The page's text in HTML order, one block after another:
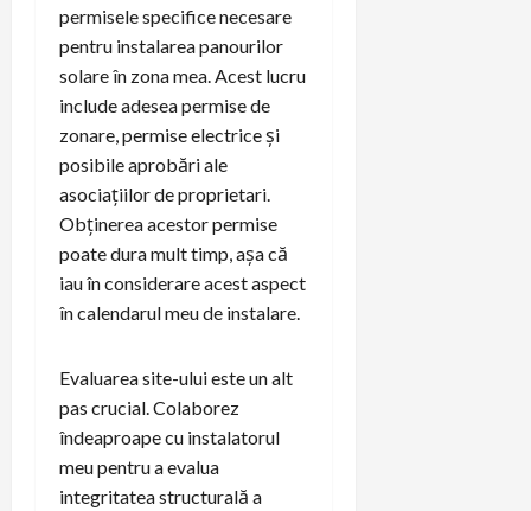
permisele specifice necesare
pentru instalarea panourilor
solare în zona mea. Acest lucru
include adesea permise de
zonare, permise electrice și
posibile aprobări ale
asociațiilor de proprietari.
Obținerea acestor permise
poate dura mult timp, așa că
iau în considerare acest aspect
în calendarul meu de instalare.
Evaluarea site-ului este un alt
pas crucial. Colaborez
îndeaproape cu instalatorul
meu pentru a evalua
integritatea structurală a